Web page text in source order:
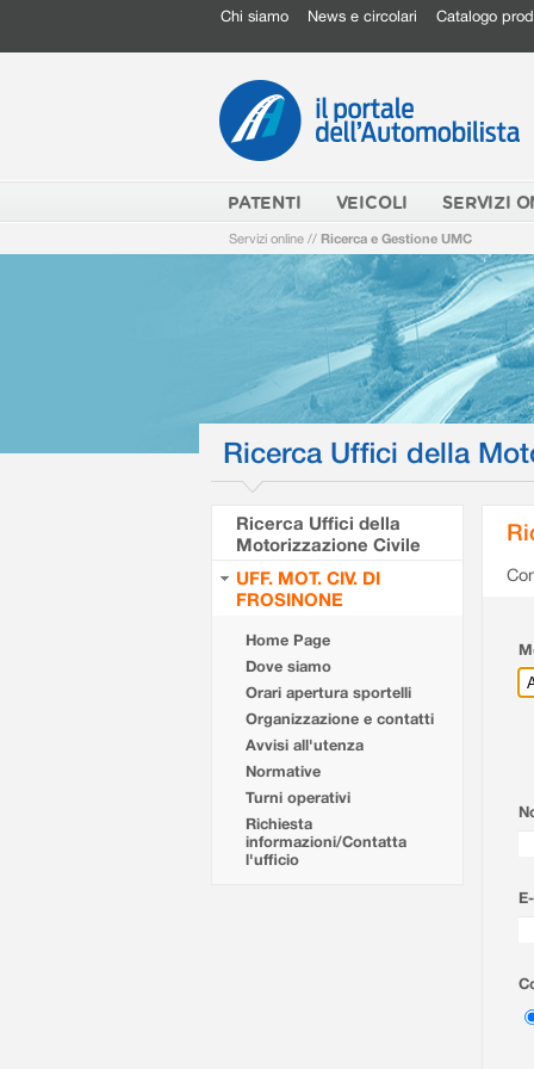
Chi siamo News e circolari Catalogo
PATENTI VEICOLI SERVIZI
Servizi online // Ricerca e Gestione UMC
Ricerca Uffici della
Ricerca Uffici della
Motorizzazione Civile
UFF. MOT. CIV. DI
FROSINONE
Home Page
Dove siamo
Orari apertura sportelli
Organizzazione e contatti
Avvisi all'utenza
Normative
Turni operativi
Richiesta
informazioni/Contatta
l'ufficio